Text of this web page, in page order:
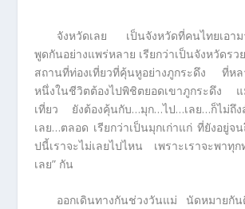
จังหวัดเลย เป็นจังหวัดที่คนไทยเอาม
พูดกันอย่างแพร่หลาย เรียกว่าเป็นจังหวัดร
สถานที่ท่องเที่ยวที่คุ้นหูอย่างภูกระดึง ที่หล
หนึ่งในชีวิตต้องไปพิชิตยอดเขาภูกระดึง แ
เที่ยว ยังต้องคุ้นกับ…มุก…ไป…เลย…ก็ไม่ถึ
เลย…ตลอด เรียกว่าเป็นมุกเก่าแก่ ที่ยังอยู่จ
ปนี้เราจะไม่เลยไปไหน เพราะเราจะพาทุ
เลย” กัน
ออกเดินทางกันช่วงวันแม่ นัดหมาย